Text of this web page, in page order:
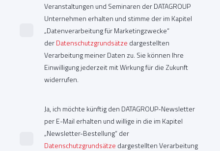
Veranstaltungen und Seminaren der DATAGROUP
Unternehmen erhalten und stimme der im Kapitel
„Datenverarbeitung für Marketingzwecke“
derDatenschutzgrundsätze dargestellten
Verarbeitung meiner Daten zu. Sie können Ihre
Einwilligung jederzeit mit Wirkung für die Zukunft
widerrufen.
Ja, ich möchte künftig den DATAGROUP-Newsletter
per E-Mail erhalten und willige in die im Kapitel
„Newsletter-Bestellung“ der
Datenschutzgrundsätze dargestellten Verarbeitung